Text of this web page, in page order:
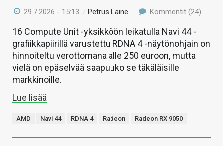
29.7.2026 - 15:13 /Petrus Laine Kommentit (24)
16 Compute Unit -yksikköön leikatulla Navi 44 -
grafiikkapiirillä varustettu RDNA 4 -näytönohjain on
hinnoiteltu verottomana alle 250 euroon, mutta
vielä on epäselvää saapuuko se täkäläisille
markkinoille.
Lue lisää
AMD Navi 44 RDNA 4 Radeon Radeon RX 9050